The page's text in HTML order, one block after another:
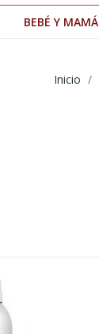
BEBÉ Y MAMÁ
Inicio